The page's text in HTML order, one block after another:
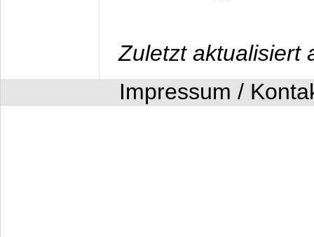
Zuletzt aktualisiert
Impressum /